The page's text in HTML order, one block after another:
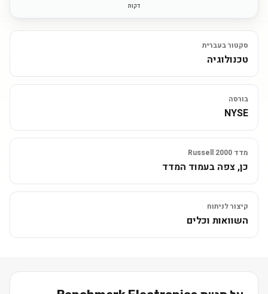
דקות
סקטור בעברית
טכנולוגיה
בורסה
NYSE
מדד Russell 2000
כן, צפה בעמוד המדד
קיצור לניתוח
השוואות וכלים